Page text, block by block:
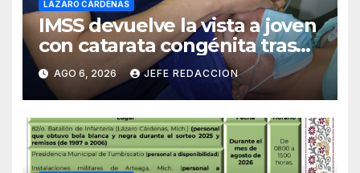
LÁZARO CÁRDENAS
IMSS devuelve la vista a joven
con catarata congénita tras
23 años de limitación visual
AGO 6, 2026 JEFE REDACCION